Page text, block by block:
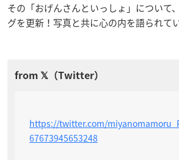
その「おげんさんといっしょ」について、
グを更新！写真と共に心の内を語られてい
https://twitter.com/
67673945653248